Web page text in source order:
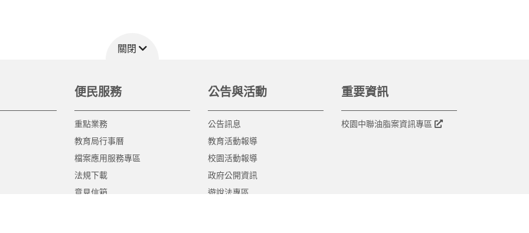
關閉
便民服務
重點業務
教育局行事曆
檔案應用服務專區
法規下載
意見信箱
公告與活動
公告訊息
教育活動報導
校園活動報導
政府公開資訊
遊說法專區
重要資訊
校園中聯油脂案資訊專區